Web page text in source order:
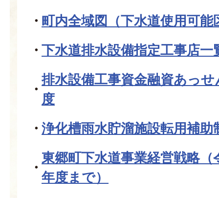
町内全域図（下水道使用可能
下水道排水設備指定工事店一
排水設備工事資金融資あっ
度
浄化槽雨水貯溜施設転用補助
東郷町下水道事業経営戦略
年度まで）